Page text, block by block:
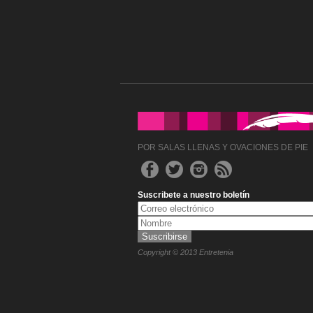
POR SALAS LLENAS Y OVACIONES DE PIE
Suscribete a nuestro boletín
Copyright © 2013 Entretenia